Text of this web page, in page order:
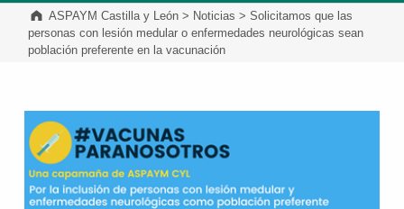
ASPAYM Castilla y León> Noticias > Solicitamos que las
personas con lesión medular o enfermedades neurológicas sean
población preferente en la vacunación